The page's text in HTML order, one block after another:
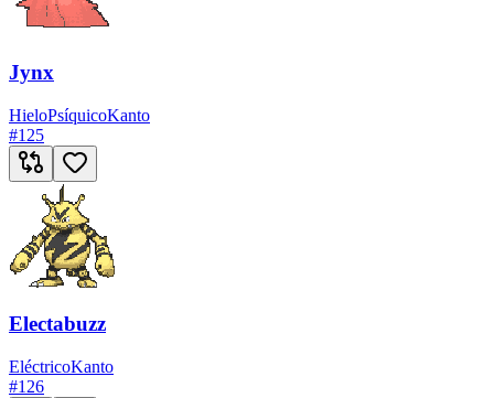
Jynx
HieloPsíquicoKanto
#125
Electabuzz
EléctricoKanto
#126